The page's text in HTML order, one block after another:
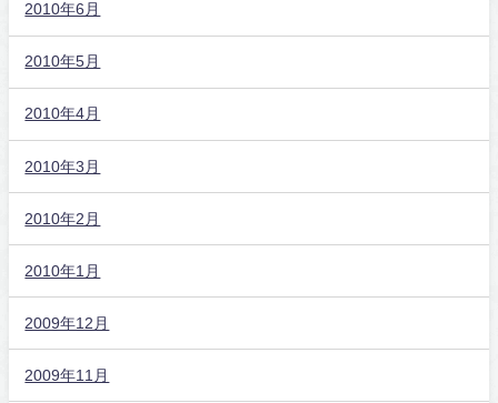
2010年6月
2010年5月
2010年4月
2010年3月
2010年2月
2010年1月
2009年12月
2009年11月